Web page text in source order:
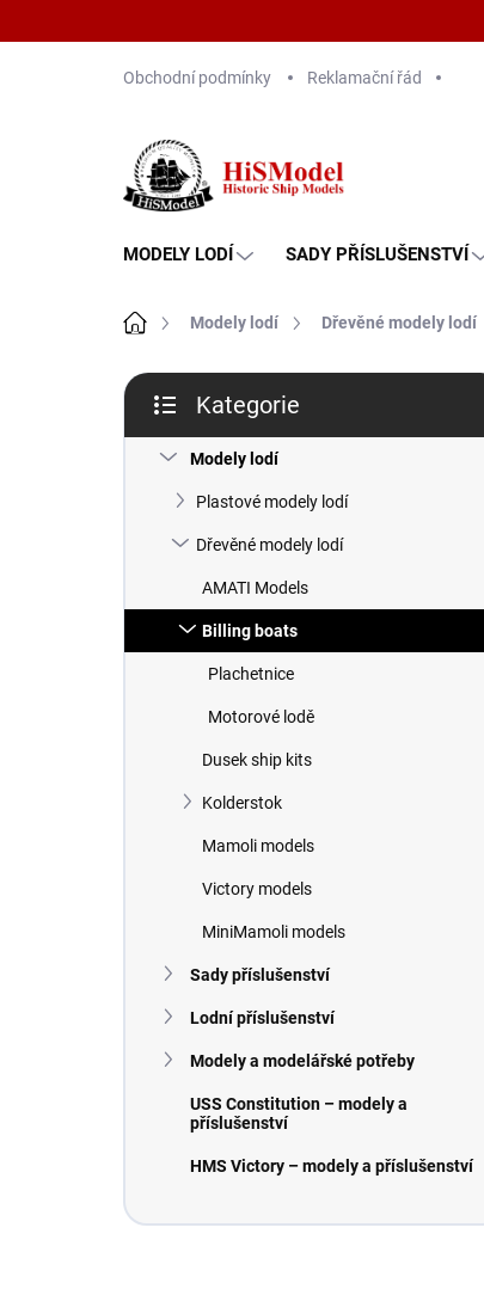
Obchodní podmínky Reklamační řád
MODELY LODÍ SADY PŘÍSLUŠENSTVÍ
Domů Modely lodí Dřevěné modely lodí
P
s
a
kategorie
Kategorie
Modely lodí
Plastové modely lodí
Dřevěné modely lodí
AMATI Models
Billing boats
Plachetnice
Motorové lodě
Dusek ship kits
Kolderstok
Mamoli models
Victory models
MiniMamoli models
Sady příslušenství
Lodní příslušenství
Modely a modelářské potřeby
USS Constitution – modely a
příslušenství
HMS Victory – modely a příslušenství